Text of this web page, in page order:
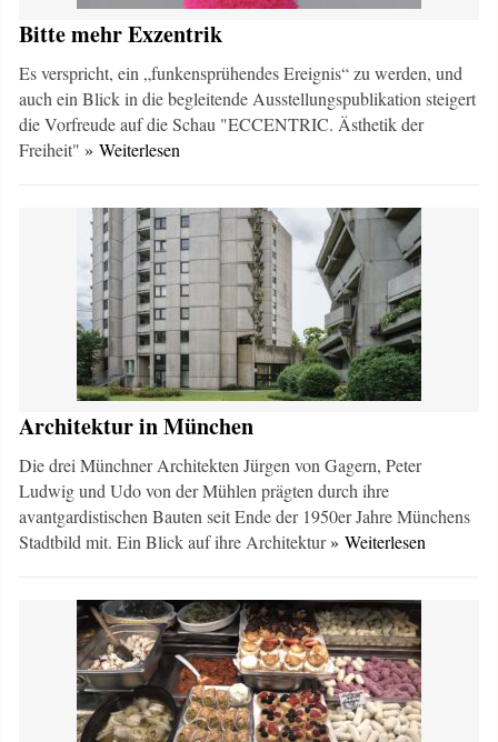
Bitte mehr Exzentrik
Es verspricht, ein „funkensprühendes Ereignis“ zu werden, und
auch ein Blick in die begleitende Ausstellungspublikation steigert
die Vorfreude auf die Schau "ECCENTRIC. Ästhetik der
Freiheit"» Weiterlesen
Architektur in München
Die drei Münchner Architekten Jürgen von Gagern, Peter
Ludwig und Udo von der Mühlen prägten durch ihre
avantgardistischen Bauten seit Ende der 1950er Jahre Münchens
Stadtbild mit. Ein Blick auf ihre Architektur» Weiterlesen